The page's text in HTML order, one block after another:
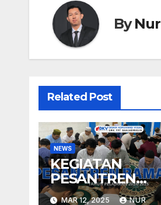
By
Related Post
NEWS
KEGIATAN
PESANTREN
RAMADHAN
MAR 12, 2025 NUR